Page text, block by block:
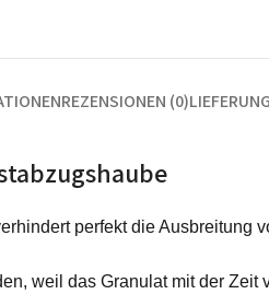
REZENSIONEN (0)LIEFERUNG
perfekt die Ausbreitung
weil das Granulat mit der